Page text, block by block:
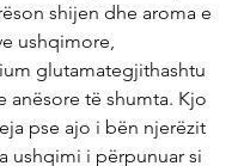
shijen dhe aroma e
ushqimore,
glutamategjithashtu
anësore të shumta. Kjo
pse ajo i bën njerëzit
ushqimi i përpunuar si